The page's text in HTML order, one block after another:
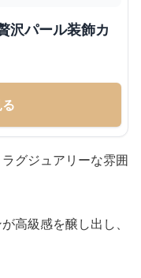
沢パール装飾カ
グジュアリーな雰囲
高級感を醸し出し、